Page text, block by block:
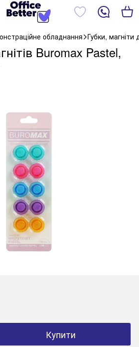
обладнання Губки,
Buromax Pastel,
Купити